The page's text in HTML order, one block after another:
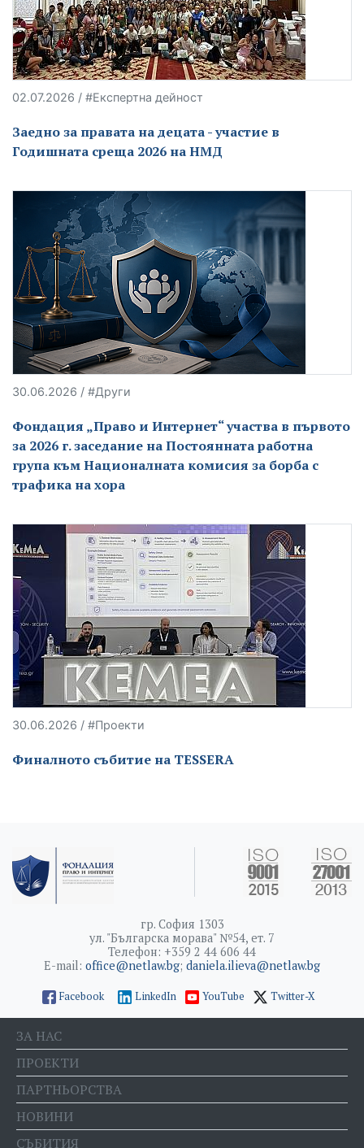
02.07.2026 / #Експертна дейност
Заедно за правата на децата - участие в
Годишната среща 2026 на НМД
30.06.2026 / #Други
Фондация „Право и Интернет“ участва в първото
за 2026 г. заседание на Постоянната работна
група към Националната комисия за борба с
трафика на хора
30.06.2026 / #Проекти
Финалното събитие на TESSERA
гр. София 1303
ул. "Българска морава" №54, ет. 7
Телефон: +359 2 44 606 44
E-mail: office@netlaw.bg; daniela.ilieva@netlaw.bg
Facebook LinkedIn YouTube Twitter-X
ЗА НАС
ПРОЕКТИ
ПАРТНЬОРСТВА
НОВИНИ
СЪБИТИЯ